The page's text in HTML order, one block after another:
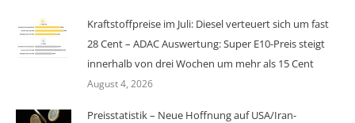
Kraftstoffpreise im Juli: Diesel verteuert sich um fast
28 Cent – ADAC Auswertung: Super E10-Preis steigt
innerhalb von drei Wochen um mehr als 15 Cent
August 4, 2026
Preisstatistik – Neue Hoffnung auf USA/Iran-